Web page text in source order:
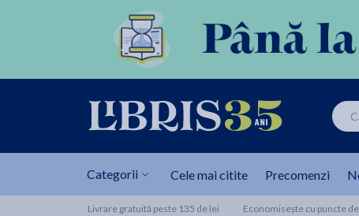
Categorii Cele mai citite Precomenzi
Livrare gratuită peste 135 de lei Economisește cu puncte